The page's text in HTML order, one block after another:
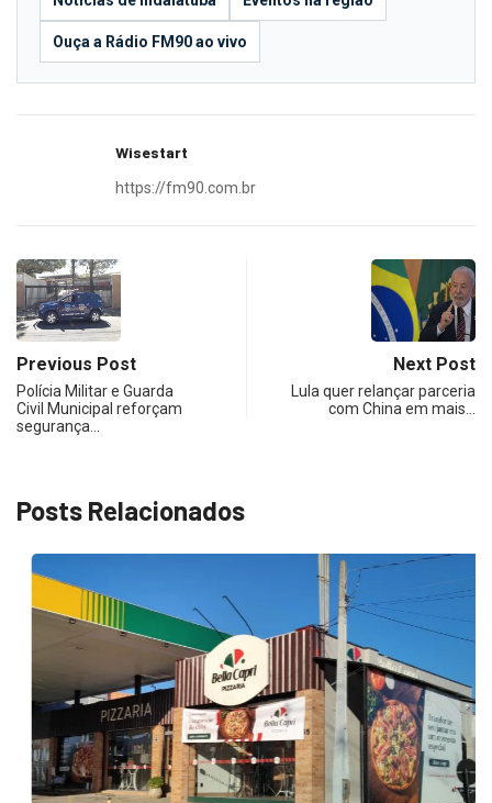
Ouça a Rádio FM90 ao vivo
Wisestart
https://fm90.com.br
Previous Post
Polícia Militar e Guarda
Civil Municipal reforçam
segurança…
Next Post
Lula quer relançar parceria
com China em mais…
Posts Relacionados